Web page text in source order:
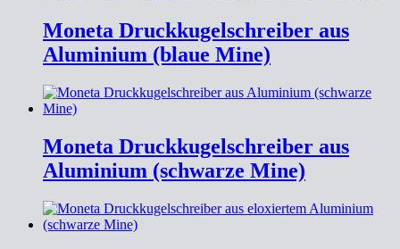
Moneta Druckkugelschreiber aus
Aluminium (blaue Mine)
Moneta Druckkugelschreiber aus
Aluminium (schwarze Mine)